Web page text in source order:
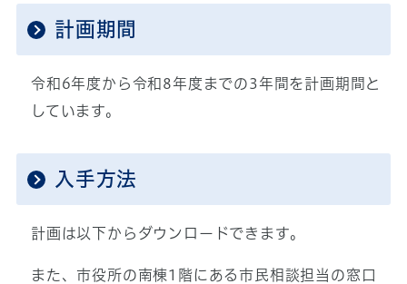
計画期間
令和6年度から令和8年度までの3年間を計画期間と
しています。
入手方法
計画は以下からダウンロードできます。
また、市役所の南棟1階にある市民相談担当の窓口